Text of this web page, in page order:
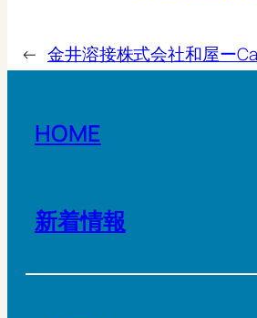
← 金井溶接株式会社和屋ー
HOME
新着情報